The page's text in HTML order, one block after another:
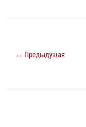
← Предыдущая